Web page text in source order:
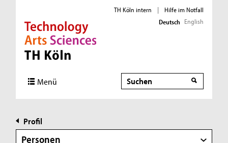
Direkt zur Hauptnavigation
Direkt zur Subnavigation
Direkt zum Inhalt
Direkt zum Fußbereich
TH Köln intern |
Hilfe im Notfall
Deutsch English
Menü Suche
Profil
Personen